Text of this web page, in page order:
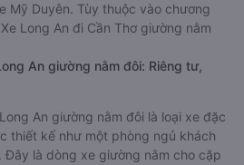
Mỹ Duyên. Tùy thuộc vào chương
Long An đi Cần Thơ giường nằm
An giường nằm đôi: Riêng tư,
An giường nằm đôi là loại xe đặc
thiết kế như một phòng ngủ khách
Đây là dòng xe giường nằm cho cặp